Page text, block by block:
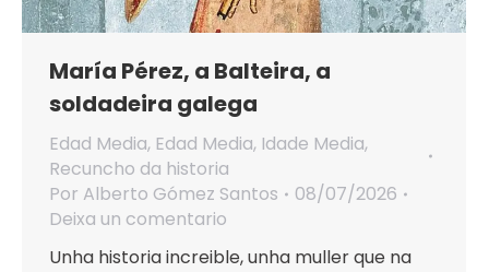
María Pérez, a Balteira, a
soldadeira galega
Edad Media, Edad Media, Idade Media,
Recuncho da historia
Por Alberto Gómez Santos
08/07/2026
Deixa un comentario
Unha historia increible, unha muller que na